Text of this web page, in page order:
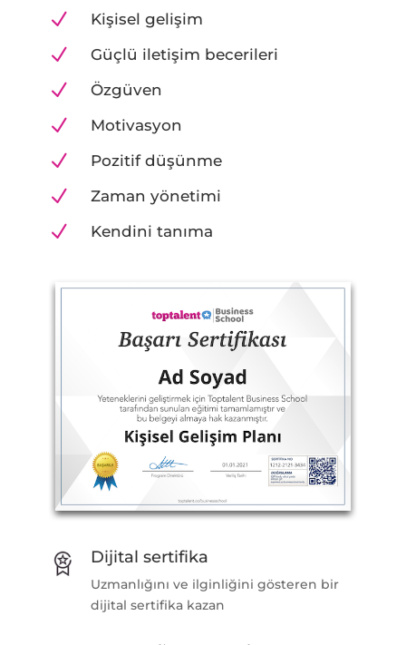
N Kişisel gelişim
N Güçlü iletişim becerileri
N Özgüven
N Motivasyon
N Pozitif düşünme
N Zaman yönetimi
N Kendini tanıma
Dijital sertifika
Uzmanlığını ve ilginliğini gösteren bir
dijital sertifika kazan